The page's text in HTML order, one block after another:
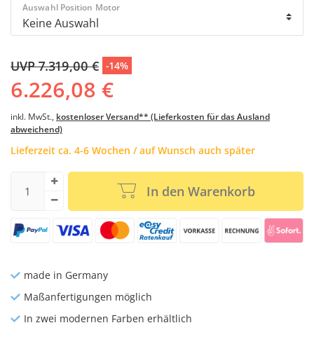
Auswahl Position Motor
UVP 7.319,00 € -14%
6.226,08 €
inkl. MwSt., kostenloser Versand** (Lieferkosten für das Ausland
abweichend)
Lieferzeit ca. 4-6 Wochen / auf Wunsch auch später
In den Warenkorb
made in Germany
Maßanfertigungen möglich
In zwei modernen Farben erhältlich